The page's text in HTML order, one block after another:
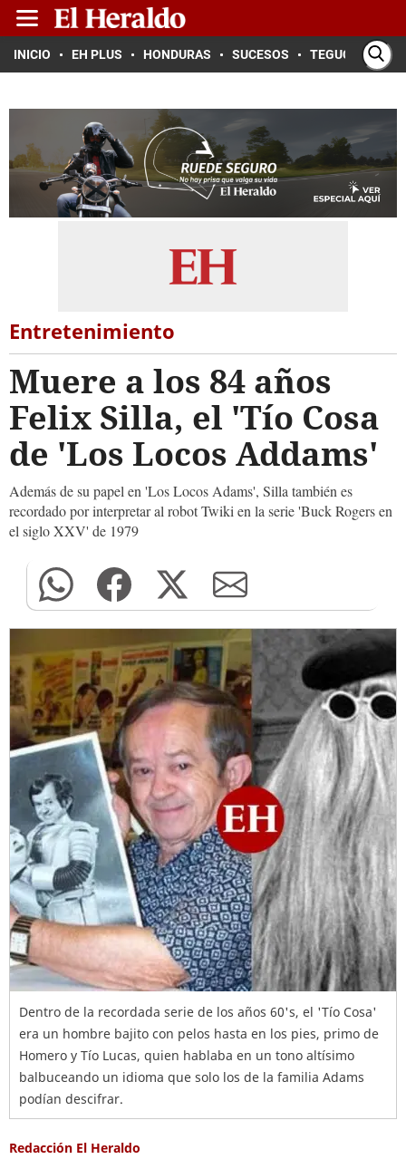
INICIO EH PLUS HONDURAS SUCESOS TEGUCIGALPA
Entretenimiento
Muere a los 84 años
Felix Silla, el 'Tío Cosa
de 'Los Locos Addams'
Además de su papel en 'Los Locos Adams', Silla también es
recordado por interpretar al robot Twiki en la serie 'Buck Rogers en
el siglo XXV' de 1979
Dentro de la recordada serie de los años 60's, el 'Tío Cosa'
era un hombre bajito con pelos hasta en los pies, primo de
Homero y Tío Lucas, quien hablaba en un tono altísimo
balbuceando un idioma que solo los de la familia Adams
podían descifrar.
Redacción El Heraldo